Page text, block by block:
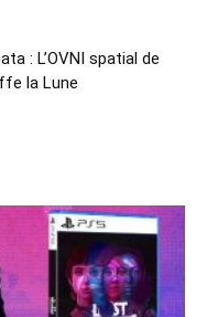
: L’OVNI spatial de
la Lune